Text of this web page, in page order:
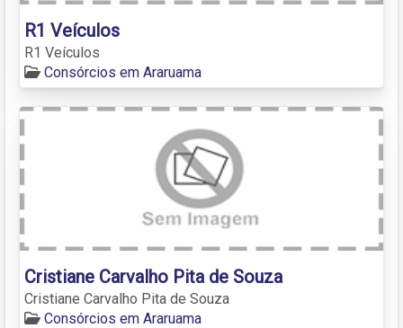
R1 Veículos
R1 Veículos
Consórcios em Araruama
Cristiane Carvalho Pita de Souza
Cristiane Carvalho Pita de Souza
Consórcios em Araruama